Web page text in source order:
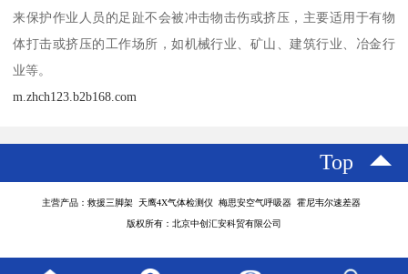
来保护作业人员的足趾不会被冲击物击伤或挤压，主要适用于有物
体打击或挤压的工作场所，如机械行业、矿山、建筑行业、冶金行
业等。
m.zhch123.b2b168.com
Top
主营产品：救援三脚架 天鹰4X气体检测仪 梅思安空气呼吸器 霍尼韦尔速差器
版权所有：北京中创汇安科贸有限公司